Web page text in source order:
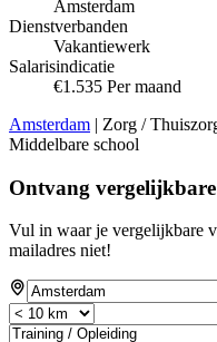
Amsterdam
Dienstverbanden
Vakantiewerk
Salarisindicatie
€1.535 Per maand
Amsterdam | Zorg /
Middelbare school
Ontvang
Vul in waar je vergelijkbare
mailadres niet!